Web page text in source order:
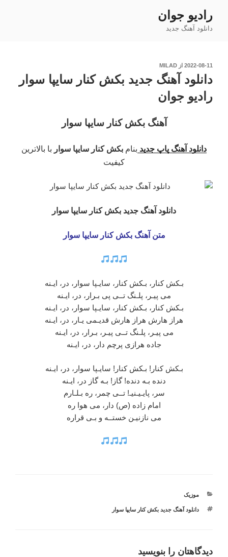
محتوا
رادیو جوان
دانلود آهنگ جدید
نوشته‌شده
2022-08-11 از MILAD
دانلود آهنگ جدید بکش کنار سایپا سوار
رادیو جوان
آهنگ بکش کنار سایپا سوار
دانلود آهنگ پاپ جدید بنام بکش کنار سایپا سوار با بالاترین
کیفیت
دانلود آهنگ جدید بکش کنار سایپا سوار
متن آهنگ بکش کنار سایپا سوار
بـکش کنار، بـکش کنار، سایـپا سوار، در، ایـنه
می پیـر، پلـنگ تــی پی بـرار، در، ایـنه
بـکش کنار، بـکش کنار، سایـپا سوار، در، ایـنه
هراز هارش هراز هارش قدیـمی یـار، در، ایـنه
می پیـر، پلـنگ تــی پیـر، بـرار، در، ایـنه
جاده هرازی پرچم دار، در، ایـنه
بـکش کنار! بـکش کنار! سایـپا سوار، در، ایـنه
دنده بـه دنده! گاز! بـه گاز در، ایـنه
سر، پایـیـنیـ! تــی چمر، ره بـلـارم
امام زاده (ص) دار، می هوا ره
می نازنیـن خستــه و بـی قراره
دسته‌ها
موزیک
برچسب‌ها
دانلود آهنگ جدید بکش کنار سایپا سوار
دیدگاهتان را بنویسید